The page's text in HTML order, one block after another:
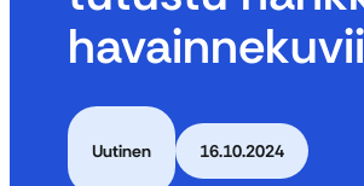
Uutinen 16.10.2024